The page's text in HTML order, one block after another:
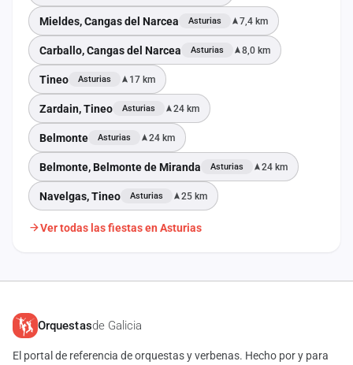
Mieldes, Cangas del Narcea Asturias 7,4 km
Carballo, Cangas del Narcea Asturias 8,0 km
Tineo Asturias 17 km
Zardain, Tineo Asturias 24 km
Belmonte Asturias 24 km
Belmonte, Belmonte de Miranda Asturias 24 km
Navelgas, Tineo Asturias 25 km
Ver todas las fiestas en Asturias
Orquestasde Galicia
El portal de referencia de orquestas y verbenas. Hecho por y para